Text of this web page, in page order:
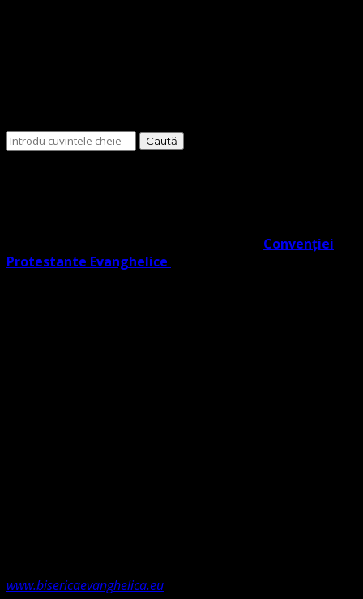
Cauți
Convenției
Protestante Evanghelice
www.bisericaevanghelica.eu